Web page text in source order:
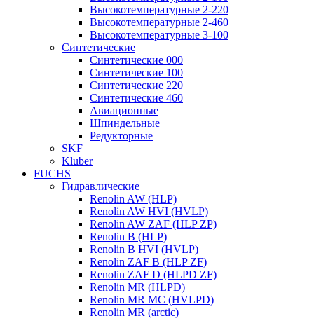
Высокотемпературные 2-220
Высокотемпературные 2-460
Высокотемпературные 3-100
Синтетические
Синтетические 000
Синтетические 100
Синтетические 220
Синтетические 460
Авиационные
Шпиндельные
Редукторные
SKF
Kluber
FUCHS
Гидравлические
Renolin AW (HLP)
Renolin AW HVI (HVLP)
Renolin AW ZAF (HLP ZP)
Renolin B (HLP)
Renolin B HVI (HVLP)
Renolin ZAF B (HLP ZF)
Renolin ZAF D (HLPD ZF)
Renolin MR (HLPD)
Renolin MR MC (HVLPD)
Renolin MR (arctic)